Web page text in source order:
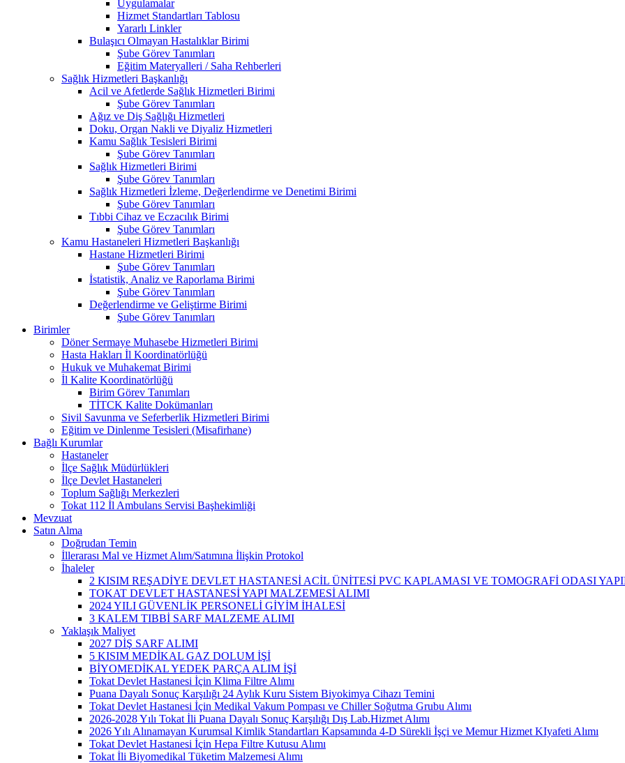
Uygulamalar
Hizmet Standartları Tablosu
Yararlı Linkler
Bulaşıcı Olmayan Hastalıklar Birimi
Şube Görev Tanımları
Eğitim Materyalleri / Saha Rehberleri
Sağlık Hizmetleri Başkanlığı
Acil ve Afetlerde Sağlık Hizmetleri Birimi
Şube Görev Tanımları
Ağız ve Diş Sağlığı Hizmetleri
Doku, Organ Nakli ve Diyaliz Hizmetleri
Kamu Sağlık Tesisleri Birimi
Şube Görev Tanımları
Sağlık Hizmetleri Birimi
Şube Görev Tanımları
Sağlık Hizmetleri İzleme, Değerlendirme ve Denetimi Birimi
Şube Görev Tanımları
Tıbbi Cihaz ve Eczacılık Birimi
Şube Görev Tanımları
Kamu Hastaneleri Hizmetleri Başkanlığı
Hastane Hizmetleri Birimi
Şube Görev Tanımları
İstatistik, Analiz ve Raporlama Birimi
Şube Görev Tanımları
Değerlendirme ve Geliştirme Birimi
Şube Görev Tanımları
Birimler
Döner Sermaye Muhasebe Hizmetleri Birimi
Hasta Hakları İl Koordinatörlüğü
Hukuk ve Muhakemat Birimi
İl Kalite Koordinatörlüğü
Birim Görev Tanımları
TİTCK Kalite Dokümanları
Sivil Savunma ve Seferberlik Hizmetleri Birimi
Eğitim ve Dinlenme Tesisleri (Misafirhane)
Bağlı Kurumlar
Hastaneler
İlçe Sağlık Müdürlükleri
İlçe Devlet Hastaneleri
Toplum Sağlığı Merkezleri
Tokat 112 İl Ambulans Servisi Başhekimliği
Mevzuat
Satın Alma
Doğrudan Temin
İllerarası Mal ve Hizmet Alım/Satımına İlişkin Protokol
İhaleler
2 KISIM REŞADİYE DEVLET HASTANESİ ACİL ÜNİTESİ PVC KAPLAMASI VE TOMOGRAFİ ODASI
TOKAT DEVLET HASTANESİ YAPI MALZEMESİ ALIMI
2024 YILI GÜVENLİK PERSONELİ GİYİM İHALESİ
3 KALEM TIBBİ SARF MALZEME ALIMI
Yaklaşık Maliyet
2027 DİŞ SARF ALIMI
5 KISIM MEDİKAL GAZ DOLUM İŞİ
BİYOMEDİKAL YEDEK PARÇA ALIM İŞİ
Tokat Devlet Hastanesi İçin Klima Filtre Alımı
Puana Dayalı Sonuç Karşılığı 24 Aylık Kuru Sistem Biyokimya Cihazı Temini
Tokat Devlet Hastanesi İçin Medikal Vakum Pompası ve Chiller Soğutma Grubu Alımı
2026-2028 Yılı Tokat İli Puana Dayalı Sonuç Karşılığı Dış Lab.Hizmet Alımı
2026 Yılı Alınamayan Kurumsal Kimlik Standartları Kapsamında 4-D Sürekli İşçi ve Memur Hizmet KIyafeti Alımı
Tokat Devlet Hastanesi İçin Hepa Filtre Kutusu Alımı
Tokat İli Biyomedikal Tüketim Malzemesi Alımı